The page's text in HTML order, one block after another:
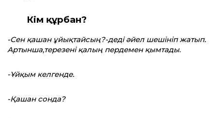
Кім құрбан?
-Сен қашан ұйықтайсың?-деді әйел шешініп жатып.
Артынша,терезені қалың пердемен қымтады.
-Ұйқым келгенде.
-Қашан сонда?